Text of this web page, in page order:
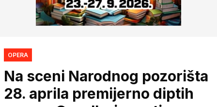
OPERA
Na sceni Narodnog pozorišta
28. aprila premijerno diptih